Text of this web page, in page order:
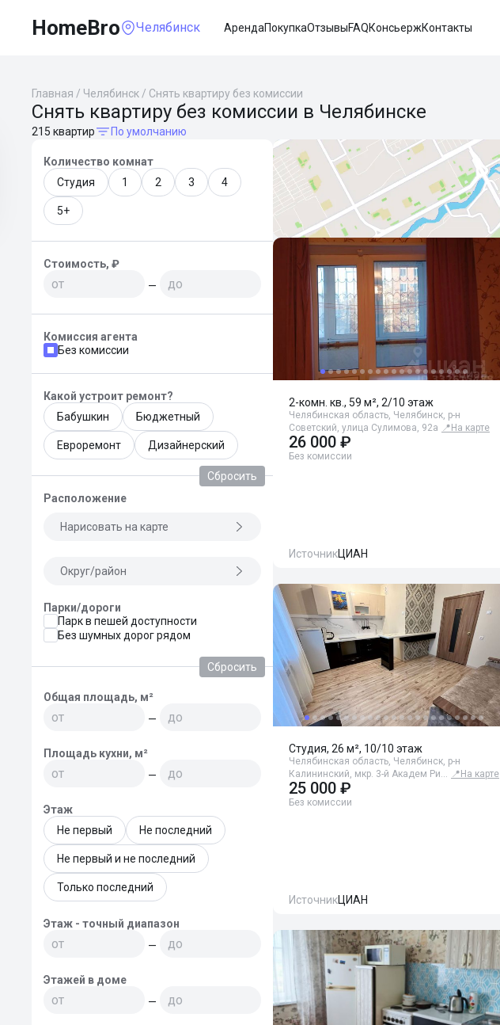
HomeBro Челябинск АрендаПокупкаОтзывыFAQКонсьержКонтакты
Главная / Челябинск / Снять квартиру без комиссии
Снять квартиру без комиссии в Челябинске
215 квартир По умолчанию
Количество комнат
Студия
1 2 3 4
5+
Стоимость, ₽
—
Комиссия агента
Без комиссии
Какой устроит ремонт?
Бабушкин
Бюджетный
Евроремонт Дизайнерский
Сбросить
Расположение
Нарисовать на карте
Округ/район
Парки/дороги
Парк в пешей доступности
Без шумных дорог рядом
Сбросить
Общая площадь, м²
—
Площадь кухни, м²
—
Этаж
Не первый
Не последний
Не первый и не последний
Только последний
Этаж - точный диапазон
—
Этажей в доме
—
2-комн. кв., 59 м², 2/10 этаж
Челябинская область, Челябинск, р-н
Советский, улица Сулимова, 92а 📍 На карте
26 000 ₽
Без комиссии
ИсточникЦИАН
Студия, 26 м², 10/10 этаж
Челябинская область, Челябинск, р-н
Калининский, мкр. 3-й Академ Ри… 📍 На карте
25 000 ₽
Без комиссии
ИсточникЦИАН